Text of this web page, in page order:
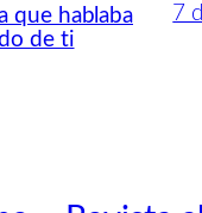
que hablaba
de ti
7